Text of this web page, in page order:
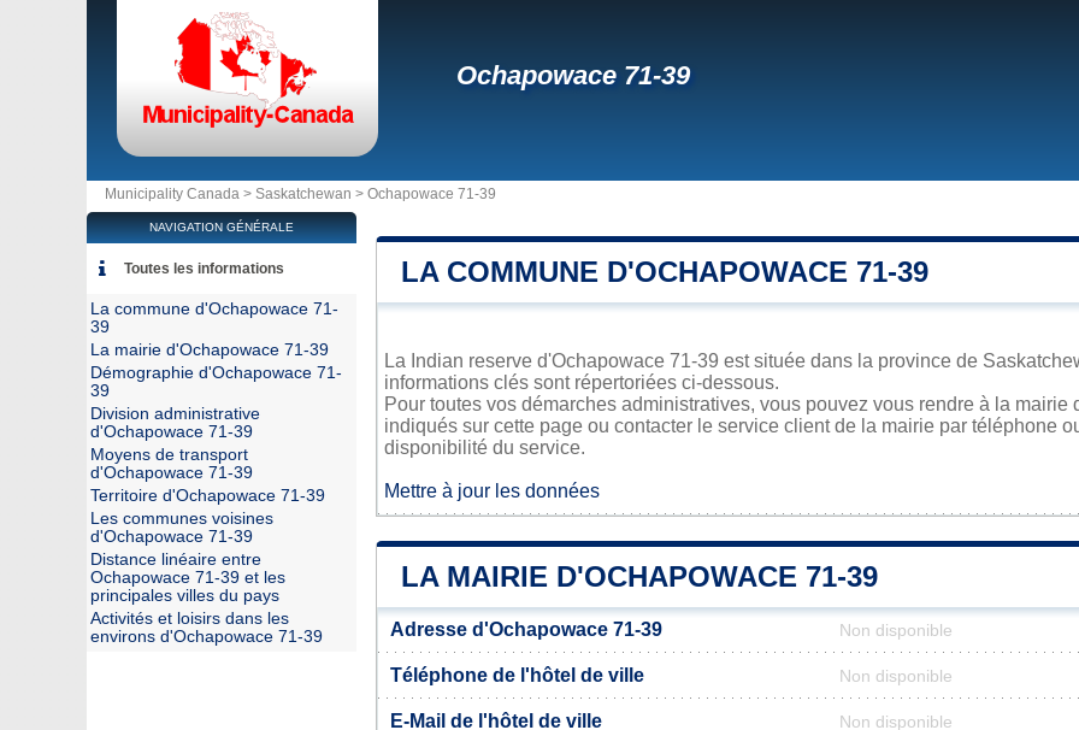
Ochapowace 71-39
Municipality Canada > Saskatchewan > Ochapowace 71-39
LA COMMUNE D'OCHAPOWACE 71-39
La Indian reserve d'Ochapowace 71-39 est située dans la province de
informations clés sont répertoriées ci-dessous.
Pour toutes vos démarches administratives, vous pouvez vous rendre à la
indiqués sur cette page ou contacter le service client de la mairie par téléphone
disponibilité du service.
Mettre à jour les données
LA MAIRIE D'OCHAPOWACE 71-39
Adresse d'Ochapowace 71-39 Non disponible
Téléphone de l'hôtel de ville Non disponible
E-Mail de l'hôtel de ville Non disponible
NAVIGATION GÉNÉRALE
Toutes les informations
La commune d'Ochapowace 71-
39
La mairie d'Ochapowace 71-39
Démographie d'Ochapowace 71-
39
Division administrative
d'Ochapowace 71-39
Moyens de transport
d'Ochapowace 71-39
Territoire d'Ochapowace 71-39
Les communes voisines
d'Ochapowace 71-39
Distance linéaire entre
Ochapowace 71-39 et les
principales villes du pays
Activités et loisirs dans les
environs d'Ochapowace 71-39